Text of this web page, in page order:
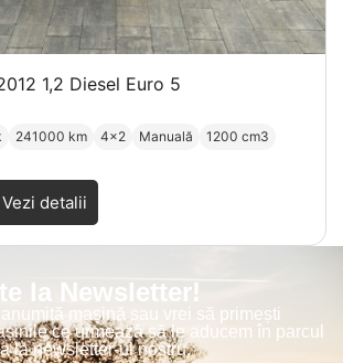
1,2 Diesel Euro 5
241000 km 4x2 Manuală
1200 cm3
Vezi detalii
la Newsletter!
mașină sau vrei să primești
ce urmează să le aducem în parcul
la newsletter-ul nostru.